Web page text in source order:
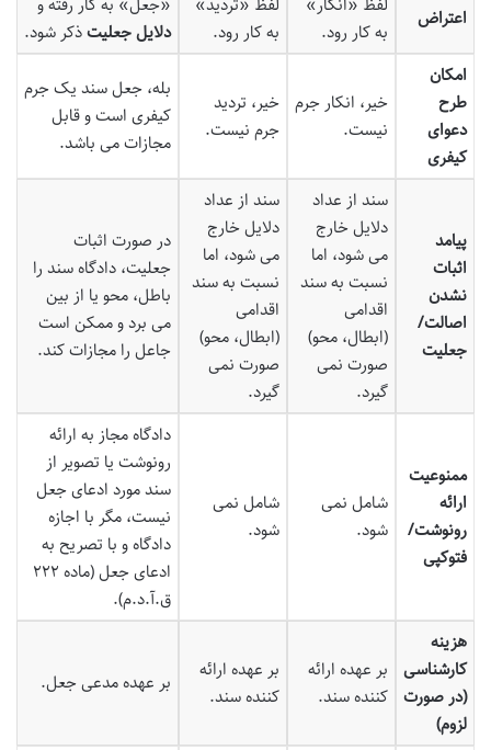
اعتراض
به کار رود.
به کار رود.
دلایل جعلیتذکر شود.
امکان
طرح
دعوای
کیفری
خیر، انکار جرم
نیست.
خیر، تردید
جرم نیست.
بله، جعل سند یک جرم
کیفری است و قابل
مجازات می باشد.
پیامد
اثبات
نشدن
اصالت/
جعلیت
سند از عداد
دلایل خارج
می شود، اما
نسبت به سند
اقدامی
(ابطال، محو)
صورت نمی
گیرد.
سند از عداد
دلایل خارج
می شود، اما
نسبت به سند
اقدامی
(ابطال، محو)
صورت نمی
گیرد.
در صورت اثبات
جعلیت، دادگاه سند را
باطل، محو یا از بین
می برد و ممکن است
جاعل را مجازات کند.
ممنوعیت
ارائه
رونوشت/
فتوکپی
شامل نمی
شود.
شامل نمی
شود.
دادگاه مجاز به ارائه
رونوشت یا تصویر از
سند مورد ادعای جعل
نیست، مگر با اجازه
دادگاه و با تصریح به
ادعای جعل (ماده ۲۲۲
ق.آ.د.م).
هزینه
کارشناسی
(در صورت
لزوم)
بر عهده ارائه
کننده سند.
بر عهده ارائه
کننده سند.
بر عهده مدعی جعل.